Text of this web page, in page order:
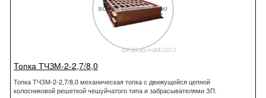
Топка ТЧЗМ-2-2,7/8,0
Топка ТЧЗМ-2-2,7/8,0 механическая топка с движущейся цепной
колосниковой решеткой чешуйчатого типа и забрасывателями ЗП.